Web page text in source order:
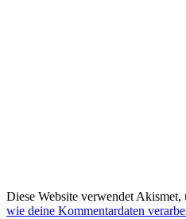
Diese Website verwendet Akismet,
wie deine Kommentardaten